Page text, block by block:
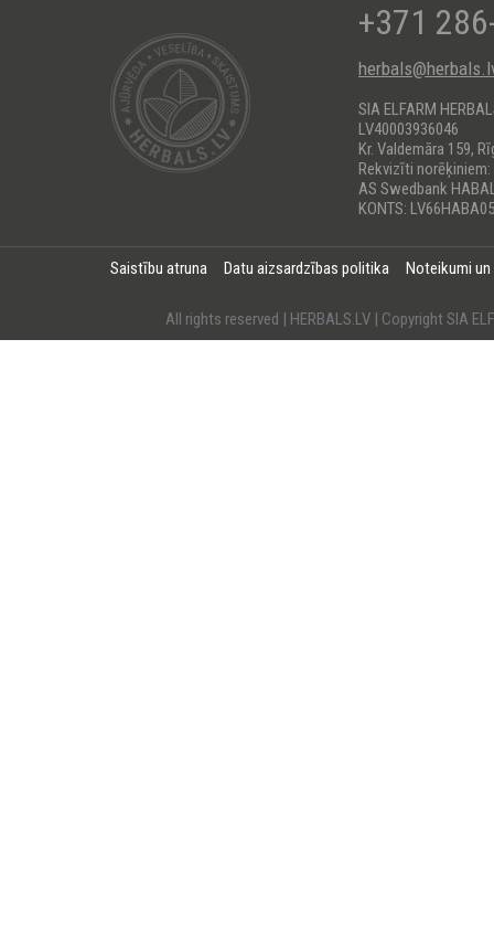
+371
SIA ELFARM
LV40003936046
Kr. Valdemāra 159,
Rekvizīti norēķiniem:
AS Swedbank
KONTS:
Saistību atruna Datu aizsardzības politika Noteikumi
All rights reserved | HERBALS.LV | Copyright SIA